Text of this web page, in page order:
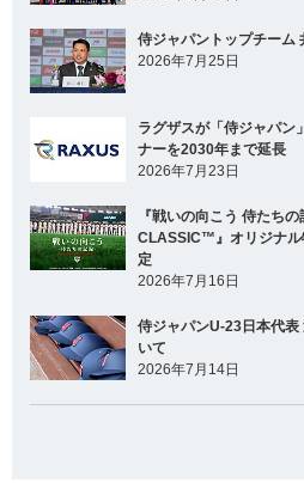
侍ジャパントップチーム
2026年7月25日
ラグザスが「侍ジャパン
ナーを2030年まで延長
2026年7月23日
『戦いの向こう 侍たち
CLASSIC™』オリジナル
定
2026年7月16日
侍ジャパンU-23日本代
いて
2026年7月14日